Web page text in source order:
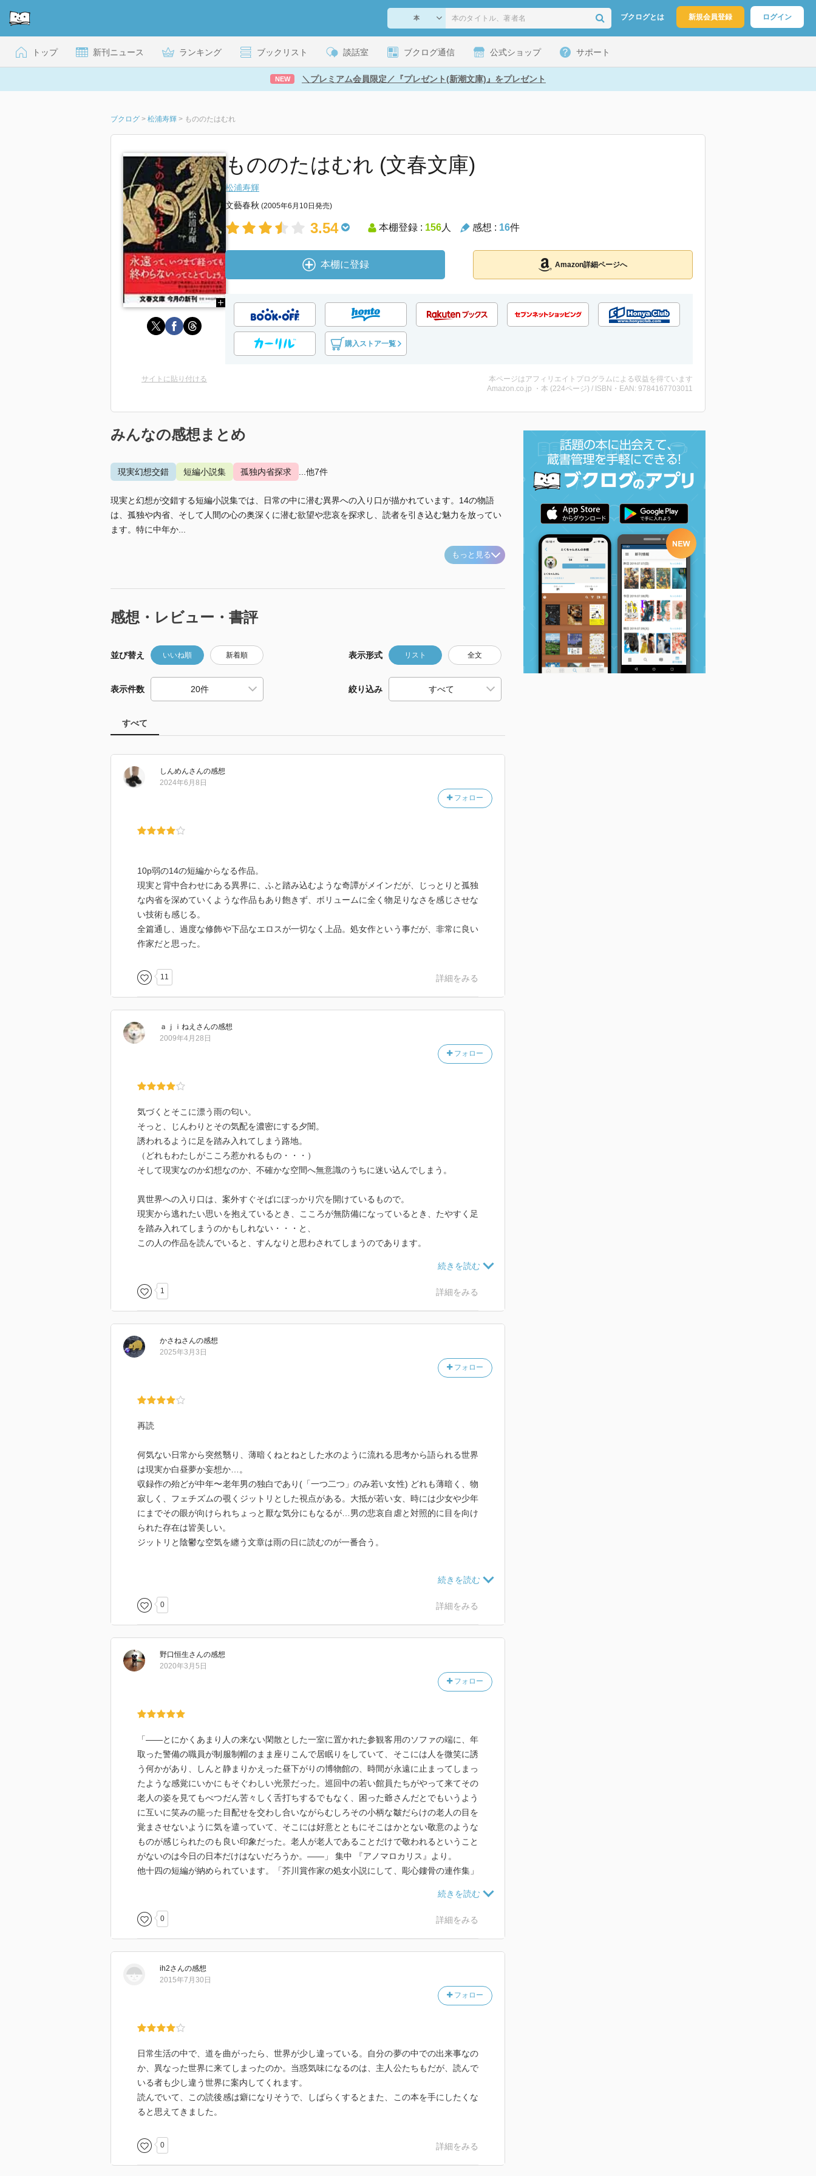
ブクログとは 新規会員登録 ログイン
トップ 新刊ニュース ランキング ブックリスト 談話室 ブクログ通信 公式ショップ サポート
NEW ＼プレミアム会員限定／『プレゼント(新潮文庫)』をプレゼント
ブクログ > 松浦寿輝 > もののたはむれ
もののたはむれ (文春文庫)
松浦寿輝
文藝春秋 (2005年6月10日発売)
3.54 本棚登録 : 156人 感想 : 16件
本棚に登録 Amazon詳細ページへ
購入ストア一覧
サイトに貼り付ける
本ページはアフィリエイトプログラムによる収益を得ています
Amazon.co.jp ・本 (224ページ) / ISBN・EAN: 9784167703011
みんなの感想まとめ
現実幻想交錯 短編小説集 孤独内省探求 ...他7件
現実と幻想が交錯する短編小説集では、日常の中に潜む異界への入り口が描かれています。14の物語
は、孤独や内省、そして人間の心の奥深くに潜む欲望や悲哀を探求し、読者を引き込む魅力を放ってい
ます。特に中年か...
もっと見る
感想・レビュー・書評
並び替え いいね順 新着順 表示形式 リスト 全文
表示件数 絞り込み
すべて
しんめんさんの感想
フォロー
2024年6月8日
10p弱の14の短編からなる作品。
現実と背中合わせにある異界に、ふと踏み込むような奇譚がメインだが、じっとりと孤独
な内省を深めていくような作品もあり飽きず、ボリュームに全く物足りなさを感じさせな
い技術も感じる。
全篇通し、過度な修飾や下品なエロスが一切なく上品。処女作という事だが、非常に良い
作家だと思った。
11 詳細をみる
ａｊｉねえ さんの感想
フォロー
2009年4月28日
気づくとそこに漂う雨の匂い。
そっと、じんわりとその気配を濃密にする夕闇。
誘われるように足を踏み入れてしまう路地。
（どれもわたしがこころ惹かれるもの・・・）
そして現実なのか幻想なのか、不確かな空間へ無意識のうちに迷い込んでしまう。
異世界への入り口は、案外すぐそばにぽっかり穴を開けているもので。
現実から逃れたい思いを抱えているとき、こころが無防備になっているとき、たやすく足
を踏み入れてしまうのかもしれない・・・と、
この人の作品を読んでいると、すんなりと思わされてしまうのであります。
すっと受け入れてしまうような現実味を感じさせる分、実は恐ろしいのかも・・・。
1 詳細をみる
かさねさんの感想
フォロー
2025年3月3日
再読
何気ない日常から突然翳り、薄暗くねとねとした水のように流れる思考から語られる世界
は現実か白昼夢か妄想か…。
収録作の殆どが中年〜老年男の独白であり(「一つ二つ」のみ若い女性) どれも薄暗く、物
寂しく、フェチズムの覗くジットリとした視点がある。大抵が若い女、時には少女や少年
にまでその眼が向けられちょっと厭な気分にもなるが…男の悲哀自虐と対照的に目を向け
られた存在は皆美しい。
ジットリと陰鬱な空気を纏う文章は雨の日に読むのが一番合う。
ねると「並木」に登場する一風変わった、家をそのまま店舗として使っているような喫茶
店の在り方だったり「鳥の木」の記憶の不思議な曖昧さについて、に良さや共感する
(「鳥の木」のオートメーション化された料理店、某ラーメン屋のシステムっぽいよなと
0 詳細をみる
野口恒生さんの感想
フォロー
2020年3月5日
「――とにかくあまり人の来ない閑散とした一室に置かれた参観客用のソファの端に、年
取った警備の職員が制服制帽のまま座りこんで居眠りをしていて、そこには人を微笑に誘
う何かがあり、しんと静まりかえった昼下がりの博物館の、時間が永遠に止まってしまっ
たような感覚にいかにもそぐわしい光景だった。巡回中の若い館員たちがやって来てその
老人の姿を見てもべつだん苦々しく舌打ちするでもなく、困った爺さんだとでもいうよう
に互いに笑みの籠った目配せを交わし合いながらむしろその小柄な皺だらけの老人の目を
覚まさせないように気を遣っていて、そこには好意とともにそこはかとない敬意のような
ものが感じられたのも良い印象だった。老人が老人であることだけで敬われるということ
がないのは今日の日本だけはないだろうか。――」 集中 『アノマロカリス』より。
他十四の短編が納められています。「芥川賞作家の処女小説にして、彫心鏤骨の連作集」
0 詳細をみる
ih2さんの感想
フォロー
2015年7月30日
日常生活の中で、道を曲がったら、世界が少し違っている。自分の夢の中での出来事なの
か、異なった世界に来てしまったのか。当惑気味になるのは、主人公たちもだが、読んで
いる者も少し違う世界に案内してくれます。
読んでいて、この読後感は癖になりそうで、しばらくするとまた、この本を手にしたくな
ると思えてきました。
0 詳細をみる